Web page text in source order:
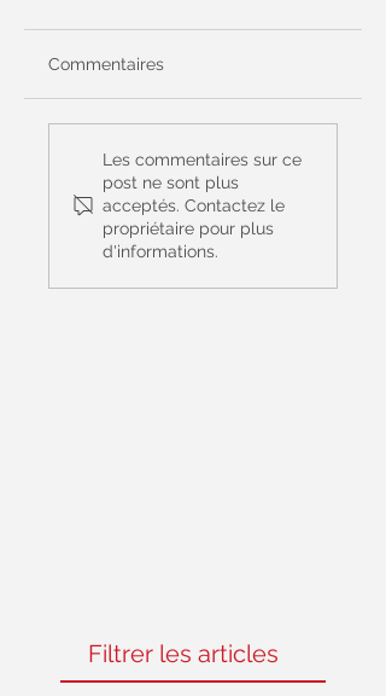
Prier randonner en
couple cet été il
reste des places ....
Commentaires
Les commentaires sur ce
post ne sont plus
acceptés. Contactez le
propriétaire pour plus
d'informations.
Filtrer les articles